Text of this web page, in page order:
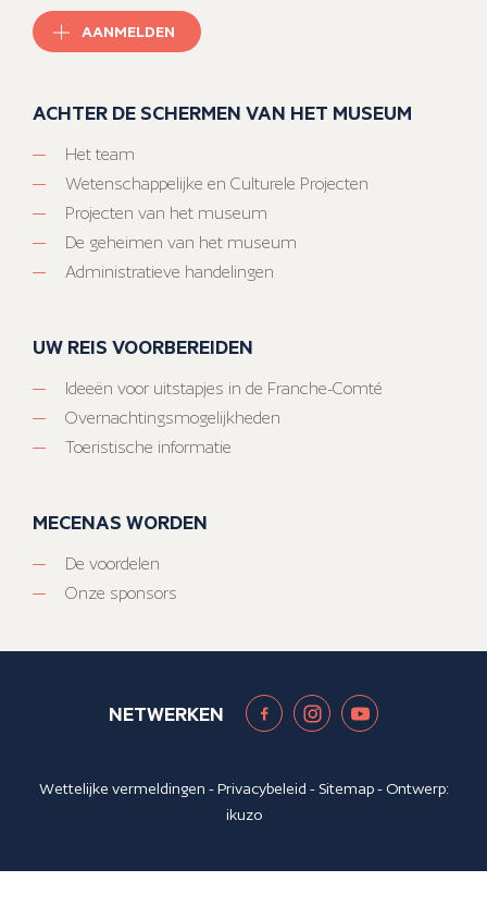
AANMELDEN
ACHTER DE SCHERMEN VAN HET MUSEUM
Het team
Wetenschappelijke en Culturele Projecten
Projecten van het museum
De geheimen van het museum
Administratieve handelingen
UW REIS VOORBEREIDEN
Ideeën voor uitstapjes in de Franche-Comté
Overnachtingsmogelijkheden
Toeristische informatie
MECENAS WORDEN
De voordelen
Onze sponsors
NETWERKEN
Wettelijke vermeldingen -Privacybeleid - Sitemap- Ontwerp:
ikuzo